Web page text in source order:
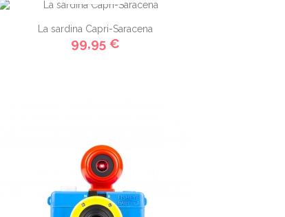
La sardina Capri-Saracena
99,95 €